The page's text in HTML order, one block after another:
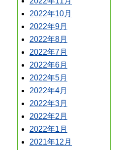
2022年10月
2022年9月
2022年8月
2022年7月
2022年6月
2022年5月
2022年4月
2022年3月
2022年2月
2022年1月
2021年12月